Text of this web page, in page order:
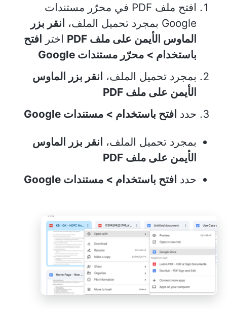
افتح ملف PDF في محرّر مستندات
Google بمجرد تحميل الملف،
انقر بزر
الماوس الأيمن على ملف PDF
اختر افتح
باستخدام > محرّر مستندات Google
بمجرد تحميل الملف، انقر بزر الماوس
الأيمن على ملف PDF
حدد افتح باستخدام > مستندات Google
بمجرد تحميل الملف، انقر بزر الماوس
الأيمن على ملف PDF
حدد افتح باستخدام > مستندات Google